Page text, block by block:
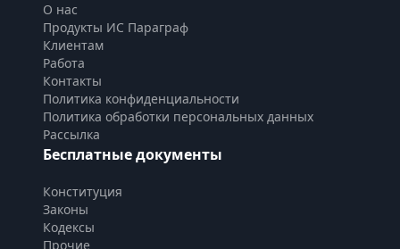
О нас
Продукты ИС Параграф
Клиентам
Работа
Контакты
Политика конфиденциальности
Политика обработки персональных данных
Рассылка
Бесплатные документы
Конституция
Законы
Кодексы
Прочие